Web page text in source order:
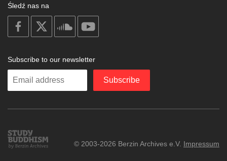
Śledź nas na
on
facebook
soundcloud
Subscribe to our newsletter
Enter
Subscribe
Study
Buddhism
© 2003-2026 Berzin Archives e.V. Impressum